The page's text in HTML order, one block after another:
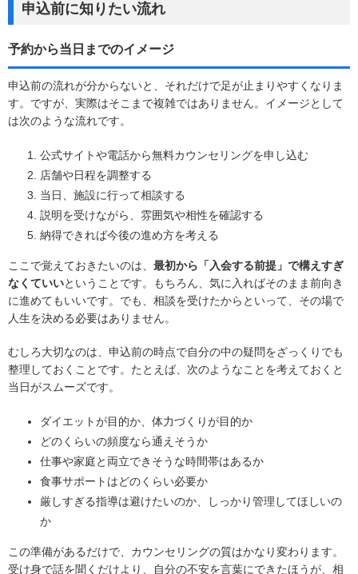
申込前に知りたい流れ
予約から当日までのイメージ
申込前の流れが分からないと、それだけで足が止まりやすくなりま
す。ですが、実際はそこまで複雑ではありません。イメージとして
は次のような流れです。
公式サイトや電話から無料カウンセリングを申し込む
店舗や日程を調整する
当日、施設に行って相談する
説明を受けながら、雰囲気や相性を確認する
納得できれば今後の進め方を考える
ここで覚えておきたいのは、 最初から「入会する前提」で構えすぎ
なくていいということです。もちろん、気に入ればそのまま前向き
に進めてもいいです。でも、相談を受けたからといって、その場で
人生を決める必要はありません。
むしろ大切なのは、申込前の時点で自分の中の疑問をざっくりでも
整理しておくことです。たとえば、次のようなことを考えておくと
当日がスムーズです。
ダイエットが目的か、体力づくりが目的か
どのくらいの頻度なら通えそうか
仕事や家庭と両立できそうな時間帯はあるか
食事サポートはどのくらい必要か
厳しすぎる指導は避けたいのか、しっかり管理してほしいの
か
この準備があるだけで、カウンセリングの質はかなり変わります。
受け身で話を聞くだけより、自分の不安を言葉にできたほうが、相